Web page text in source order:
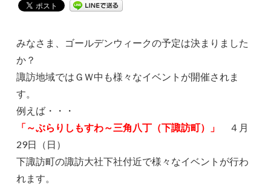
みなさま、ゴールデンウィークの予定は決まりました
か？
諏訪地域ではＧＷ中も様々なイベントが開催されま
す。
例えば・・・
「～ぶらりしもすわ～三角八丁（下諏訪町）」
４月
29日（日）
下諏訪町の諏訪大社下社付近で様々なイベントが行わ
れます。